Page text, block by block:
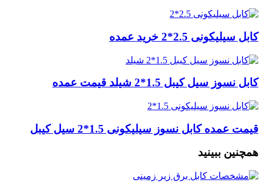
کابل سیلیکونی 2.5*2 خرید عمده
کابل نسوز سیل کیبل 1.5*2 شیلد قیمت عمده
قیمت عمده کابل نسوز سیلیکونی 1.5*2 سیل کیبل
همچنین ببینید